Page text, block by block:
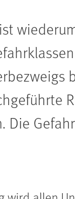
Die